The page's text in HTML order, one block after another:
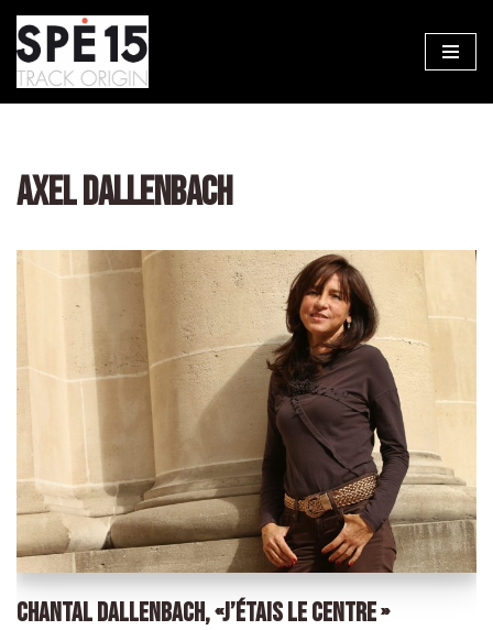
Aller
au
AXEL DALLENBACH
CHANTAL DALLENBACH, «J’ÉTAIS LE CENTRE »